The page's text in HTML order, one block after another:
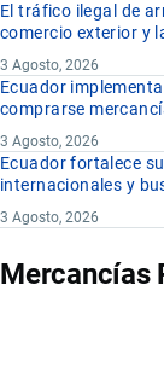
El tráfico ilegal de
comercio exterior y
3 Agosto, 2026
Ecuador
comprarse
3 Agosto, 2026
Ecuador fortalece
internacionales y
3 Agosto, 2026
Mercancías